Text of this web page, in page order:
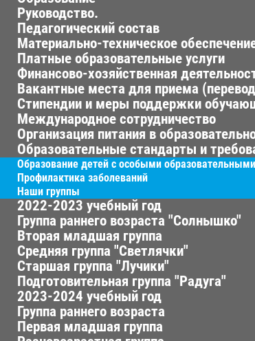
Руководство.
Педагогический состав
Материально-техническое
Платные образовательные услуги
Финансово-хозяйственная
Вакантные места для приема
Стипендии и меры поддержки
Международное сотрудничество
Организация питания в
Образовательные стандарты и
Образование детей с особыми
Профилактика заболеваний
Наши группы
2022-2023 учебный год
Группа раннего возраста "Солнышко"
Вторая младшая группа
Средняя группа "Светлячки"
Старшая группа "Лучики"
Подготовительная группа "Радуга"
2023-2024 учебный год
Группа раннего возраста
Первая младшая группа